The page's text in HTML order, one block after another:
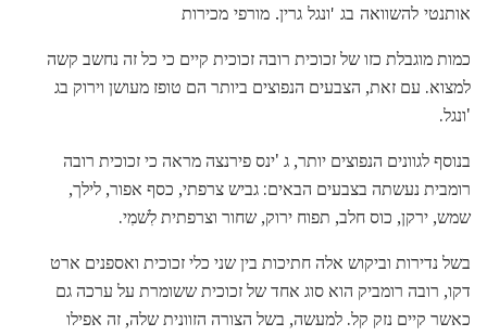
אותנטי להשוואה בג 'ונגל גרין. מורפי מכירות
כמות מוגבלת כזו של זכוכית רובה זכוכית קיים כי כל זה נחשב קשה
למצוא. עם זאת, הצבעים הנפוצים ביותר הם טופז מעושן וירוק בג
'ונגל.
בנוסף לגוונים הנפוצים יותר, ג 'ינס פירנצה מראה כי זכוכית רובה
רומבית נעשתה בצבעים הבאים: גביש צרפתי, כסף אפור, לילך,
שמש, ירקן, כוס חלב, תפוח ירוק, שחור וצרפתית לִשׁמִי.
בשל נדירות וביקוש אלה חתיכות בין שני כלי זכוכית ואספנים ארט
דקו, רובה רומביק הוא סוג אחד של זכוכית ששומרת על ערכה גם
כאשר קיים נזק קל. למעשה, בשל הצורה הזוונית שלה, זה אפילו